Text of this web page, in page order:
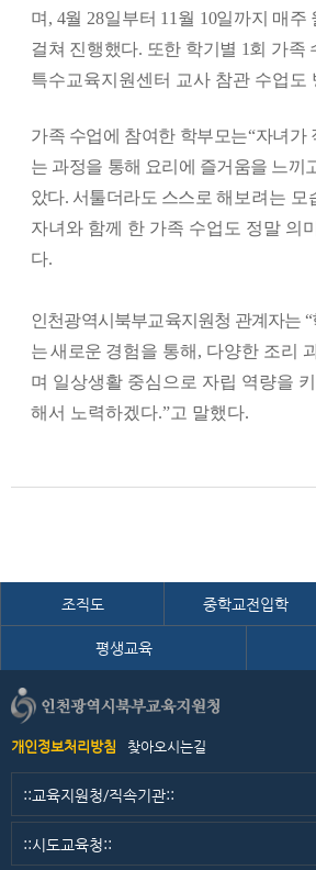
며 , 4월28일부터 11월 10일까지 매주
걸쳐 진행했다. 또한 학기별 1회 가족
특수교육지원센터 교사 참관 수업도
가족 수업에 참여한 학부모는“자녀가
는 과정을 통해 요리에 즐거움을 느끼
았다. 서툴더라도 스스로 해보려는 모
자녀와 함께 한 가족 수업도 정말 의
다.
인천광역시북부교육지원청 관계자는 “
는 새로운 경험을 통해 , 다양한 조리
며 일상생활 중심으로 자립 역량을
해서 노력하겠다.”고 말했다.
조직도 중학교전입학
평생교육
개인정보처리방침 찾아오시는길